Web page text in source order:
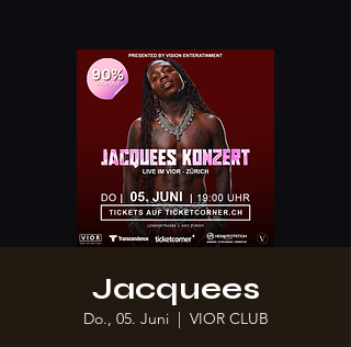
Jacquees
Do., 05. Juni
  |
VIOR CLUB